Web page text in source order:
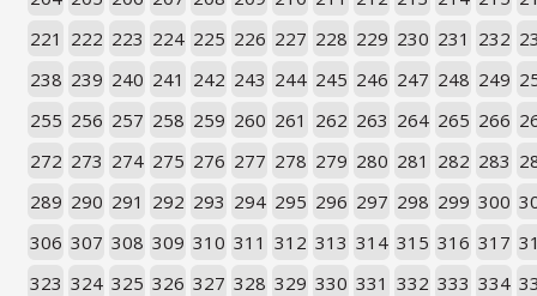
221 222 223 224 225 226 227 228 229 230 231 232
238 239 240 241 242 243 244 245 246 247 248 249
255 256 257 258 259 260 261 262 263 264 265 266
272 273 274 275 276 277 278 279 280 281 282 283
289 290 291 292 293 294 295 296 297 298 299 300
306 307 308 309 310 311 312 313 314 315 316 317
323 324 325 326 327 328 329 330 331 332 333 334